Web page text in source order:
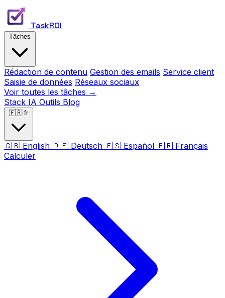
TaskROI
Rédaction de contenu Gestion des emails Service client
Saisie de données Réseaux sociaux
Voir toutes les tâches →
Stack IA Outils Blog
🇫🇷 fr
🇬🇧 English 🇩🇪 Deutsch 🇪🇸 Español 🇫🇷 Français
Calculer